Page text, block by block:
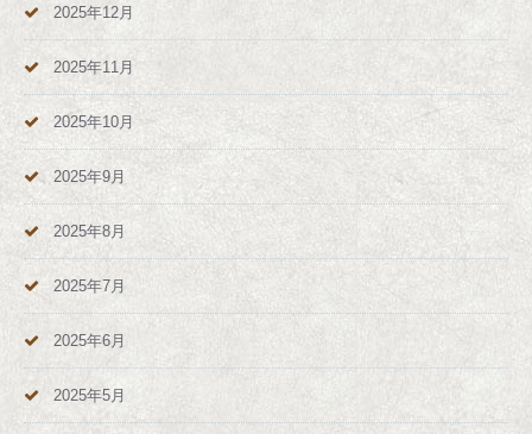
2025年12月
2025年11月
2025年10月
2025年9月
2025年8月
2025年7月
2025年6月
2025年5月